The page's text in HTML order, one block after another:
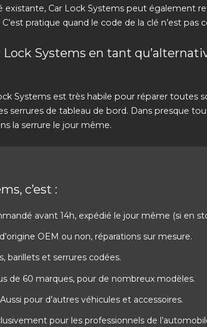
existante, Car Lock Systems peut également
pratique quand le code de la clé n’est pas
Lock Systems en tant
Systems est très habile pour réparer toutes
serrures de tableau de bord. Dans presque
la serrure le jour même.
c’est :
avant 14h, expédié le jour même (si en
OEM ou non, réparations sur mesure.
barillets et serrures codées.
de 60 marques, pour de nombreux modèles.
pour d’autres véhicules et accessoires.
pour les professionnels de